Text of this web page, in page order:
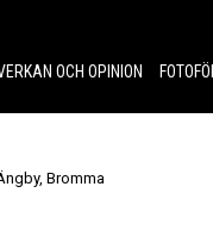
OCH OPINION
Bromma